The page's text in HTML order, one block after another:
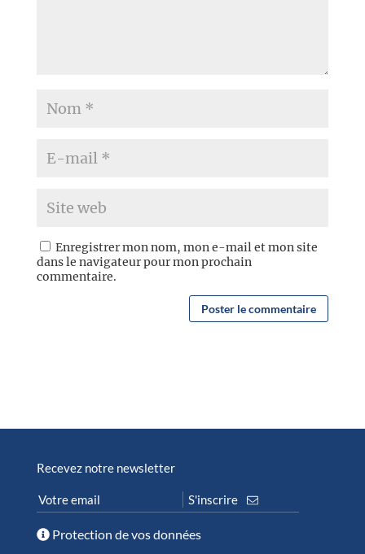
Enregistrer mon nom, mon e-mail et mon site
dans le navigateur pour mon prochain
commentaire.
Recevez notre newsletter
Protection de vos données